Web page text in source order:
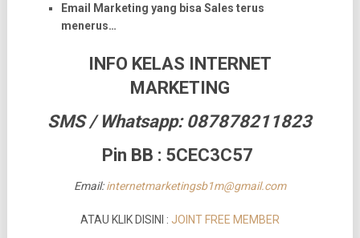
Email Marketing yang bisa Sales terus
menerus…
INFO KELAS INTERNET
MARKETING
SMS / Whatsapp: 087878211823
Pin BB : 5CEC3C57
Email:internetmarketingsb1m@gmail.com
ATAU KLIK DISINI : JOINT FREE MEMBER